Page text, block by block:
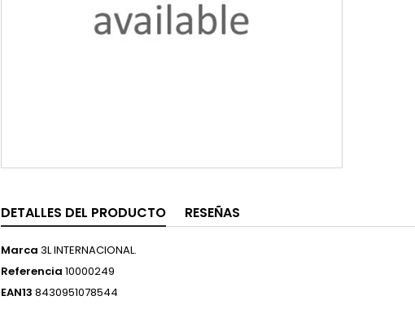
DETALLES DEL PRODUCTO RESEÑAS
Marca 3L INTERNACIONAL.
Referencia 10000249
EAN13 8430951078544